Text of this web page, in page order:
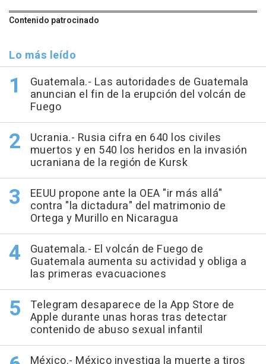
Contenido patrocinado
Lo más leído
Guatemala.- Las autoridades de Guatemala
anuncian el fin de la erupción del volcán de
Fuego
Ucrania.- Rusia cifra en 640 los civiles
muertos y en 540 los heridos en la invasión
ucraniana de la región de Kursk
EEUU propone ante la OEA "ir más allá"
contra "la dictadura" del matrimonio de
Ortega y Murillo en Nicaragua
Guatemala.- El volcán de Fuego de
Guatemala aumenta su actividad y obliga a
las primeras evacuaciones
Telegram desaparece de la App Store de
Apple durante unas horas tras detectar
contenido de abuso sexual infantil
México.- México investiga la muerte a tiros